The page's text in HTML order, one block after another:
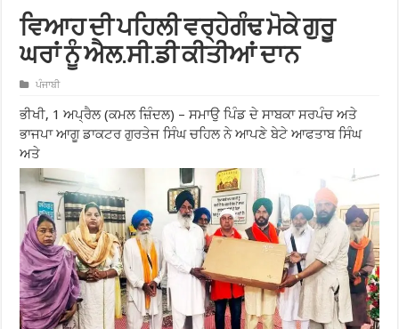
ਵਿਆਹ ਦੀ ਪਹਿਲੀ ਵਰ੍ਹੇਗੰਢ ਮੋਕੇ ਗੁਰੂ
ਘਰਾਂ ਨੂੰ ਐਲ.ਸੀ.ਡੀ ਕੀਤੀਆਂ ਦਾਨ
ਪੰਜਾਬੀ
ਭੀਖੀ, 1 ਅਪ੍ਰੈਲ (ਕਮਲ ਜ਼ਿੰਦਲ) – ਸਮਾਉ ਪਿੰਡ ਦੇ ਸਾਬਕਾ ਸਰਪੰਚ ਅਤੇ
ਭਾਜਪਾ ਆਗੂ ਡਾਕਟਰ ਗੁਰਤੇਜ ਸਿੰਘ ਚਹਿਲ ਨੇ ਆਪਣੇ ਬੇਟੇ ਆਫਤਾਬ ਸਿੰਘ
ਅਤੇ